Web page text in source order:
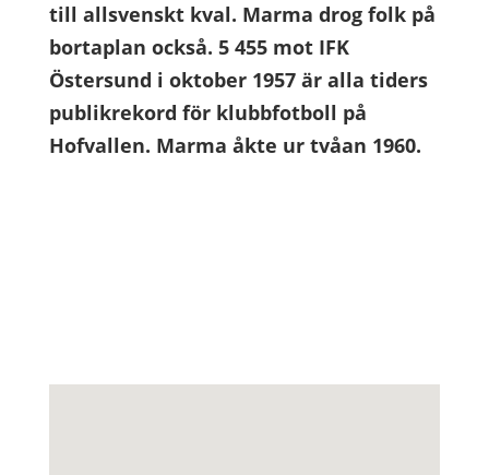
till allsvenskt kval. Marma drog folk på
bortaplan också. 5 455 mot IFK
Östersund i oktober 1957 är alla tiders
publikrekord för klubbfotboll på
Hofvallen. Marma åkte ur tvåan 1960.